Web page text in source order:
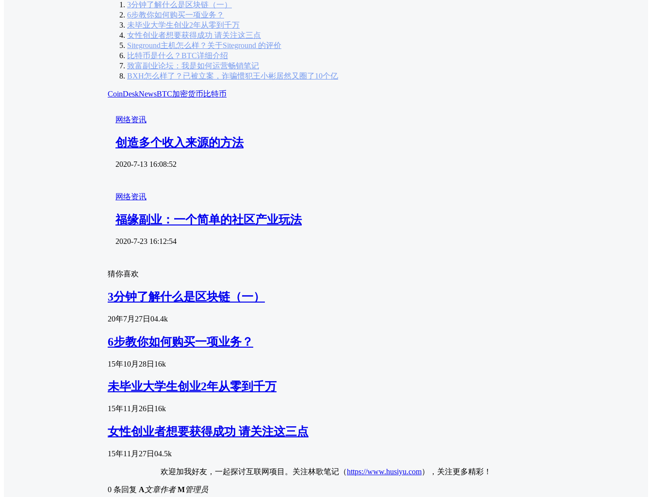
3分钟了解什么是区块链（一）
6步教你如何购买一项业务？
未毕业大学生创业2年从零到千万
女性创业者想要获得成功 请关注这三点
Siteground主机怎么样？关于Siteground 的评价
比特币是什么？BTC详细介绍
致富副业论坛：我是如何运营畅销笔记
BXH怎么样了？已被立案，诈骗惯犯王小彬居然又圈了10个亿
CoinDeskNewsBTC加密货币比特币
网络资讯
创造多个收入来源的方法
2020-7-13 16:08:52
网络资讯
福缘副业：一个简单的社区产业玩法
2020-7-23 16:12:54
猜你喜欢
3分钟了解什么是区块链（一）
20年7月27日 04.4k
6步教你如何购买一项业务？
15年10月28日 16k
未毕业大学生创业2年从零到千万
15年11月26日 16k
女性创业者想要获得成功 请关注这三点
15年11月27日 04.5k
欢迎加我好友，一起探讨互联网项目。关注林歌笔记（https://www.husiyu.com），关注更多精彩！
0 条回复 A文章作者 M管理员